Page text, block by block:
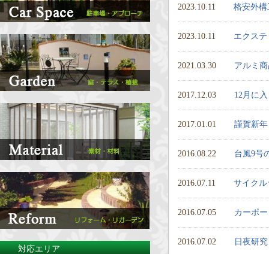
2023.10.11 格安外
2023.10.11 エクス
2021.03.30 アルミ
2017.12.03 12月に
2017.01.01 謹賀新年
2016.08.22 台風9号
2016.07.11 サイク
2016.07.05 カーポ
2016.07.02 日夜研
対応エリア